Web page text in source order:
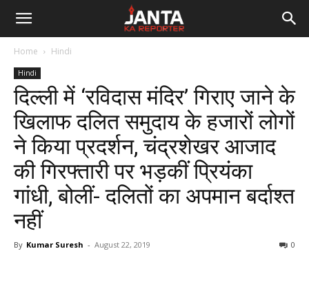
Janta
Reporter
Home Hindi
Hindi
दिल्ली में ‘रविदास मंदिर’ गिराए जाने के
खिलाफ दलित समुदाय के हजारों लोगों
ने किया प्रदर्शन, चंद्रशेखर आजाद
की गिरफ्तारी पर भड़कीं प्रियंका
गांधी, बोलीं- दलितों का अपमान बर्दाश्त
नहीं
By Kumar Suresh - August 22, 2019 0